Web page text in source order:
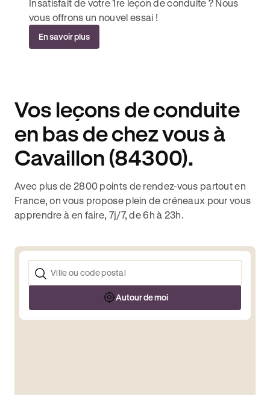
Insatisfait de votre 1re leçon de conduite ? Nous
vous offrons un nouvel essai !
En savoir plus
Vos leçons de conduite
en bas de chez vous à
Cavaillon (84300).
Avec plus de 2800 points de rendez-vous partout en
France, on vous propose plein de créneaux pour vous
apprendre à en faire, 7j/7, de 6h à 23h.
Autour de moi